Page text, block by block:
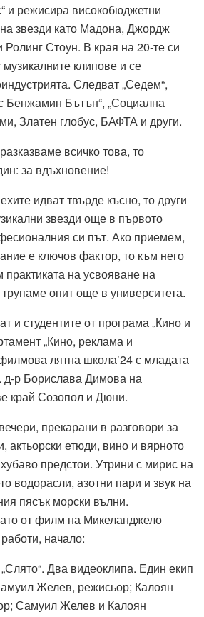
и режисира високобюджетни
звезди като Мадона, Джордж
Стоун. В края на 20-те си
клипове и се
Следват „Седем“,
Бенжамин Бътън“, „Социална
Златен глобус, БАФТА и други.
всичко това, то
за вдъхновение!
идват твърде късно, то други
звезди още в първото
си път. Ако приемем,
е ключов фактор, то към него
на усвояване на
опит още в университета.
и студентите от програма „Кино и
„Кино, реклама и
лятна школа’24 с младата
д-р Борислава Димова на
край Созопол и Дюни.
прекарани в разговори за
актьорски етюди, вино и вярното
предстои. Утрини с мирис на
водорасли, азотни пари и звук на
пясък морски вълни.
от филм на Микеланджело
начало:
Два видеоклипа. Един екип
Желев, режисьор; Калоян
Самуил Желев и Калоян